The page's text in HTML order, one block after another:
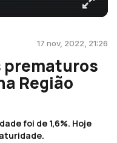
17 nov, 2022, 21:26
prematuros
Região
foi de 1,6%. Hoje